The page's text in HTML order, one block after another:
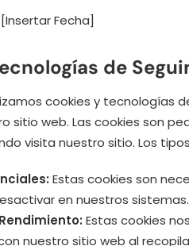
Fecha]
de
cookies y tecnologías
sitio web. Las cookies son
visita nuestro sitio. Los
Estas cookies son
en nuestros sistemas.
Estas cookies
nuestro sitio web al